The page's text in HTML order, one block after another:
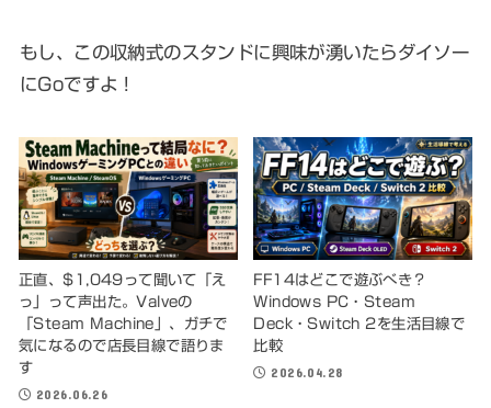
もし、この収納式のスタンドに興味が湧いたらダイソー
にGoですよ！
正直、$1,049って聞いて「え
っ」って声出た。Valveの
「Steam Machine」、ガチで
気になるので店長目線で語りま
す
2026.06.26
FF14はどこで遊ぶべき？
Windows PC・Steam
Deck・Switch 2を生活目線で
比較
2026.04.28